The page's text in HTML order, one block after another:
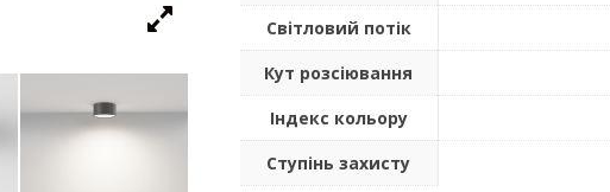
Світловий потік
Кут розсіювання
Індекс кольору
Ступінь захисту